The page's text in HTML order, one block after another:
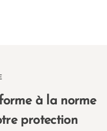
à la norme
protection